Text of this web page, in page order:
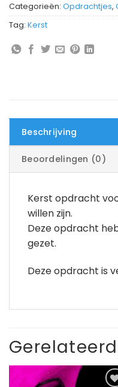
Categorieën: Opdrachtjes,
Tag: Kerst
Beschrijving
Beoordelingen (0)
Kerst opdracht
willen zijn.
Deze opdracht
gezet.
Deze opdracht is